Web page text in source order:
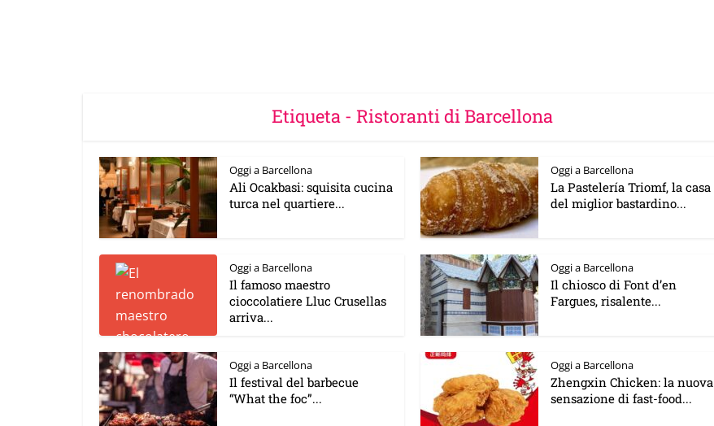
Etiqueta - Ristoranti di Barcellona
Oggi a Barcellona
Ali Ocakbasi: squisita cucina
turca nel quartiere...
Oggi a Barcellona
La Pastelería Triomf, la casa
del miglior bastardino...
Oggi a Barcellona
Il famoso maestro
cioccolatiere Lluc Crusellas
arriva...
Oggi a Barcellona
Il chiosco di Font d’en
Fargues, risalente...
Oggi a Barcellona
Il festival del barbecue
“What the foc”...
Oggi a Barcellona
Zhengxin Chicken: la nuova
sensazione di fast-food...